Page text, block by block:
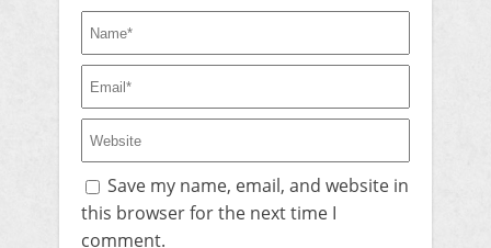
Save my name, email, and website in
this browser for the next time I
comment.